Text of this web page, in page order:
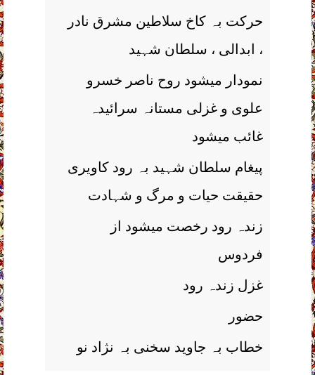
حرکت بہ کاخ سلاطین مشرق نادر
، ابدالی ، سلطان شہید
نمودار میشود روح ناصر خسرو
علوی و غزلی مستانہ سرائیدہ
غائب میشود
پیغام سلطان شہید بہ رود کاویری
حقیقت حیات و مرگ و شہادت
زندہ رود رخصت میشود از
فردوس
غزل زندہ رود
حضور
خطاب بہ جاوید سخنی بہ نژاد نو